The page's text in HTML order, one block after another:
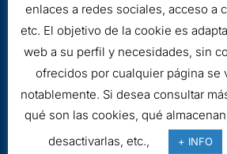
Aviso legal
Cookies
enlaces a redes sociales, acceso a
etc. El objetivo de la cookie es
web a su perfil y necesidades, sin
ofrecidos por cualquier página se
notablemente. Si desea consultar
qué son las cookies, qué
desactivarlas, etc.,
+ INFO